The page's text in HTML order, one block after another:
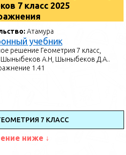
7 класс 2025
Атамура
учебник
решение Геометрия 7 класс,
Шыныбеков А.Н, Шыныбеков Д.А..
1.41
7 КЛАСС
ниже ↓